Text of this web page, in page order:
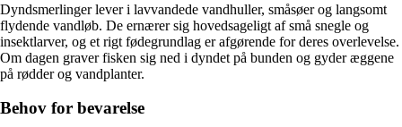
Dyndsmerlinger lever i lavvandede vandhuller, småsøer og langsomt
flydende vandløb. De ernærer sig hovedsageligt af små snegle og
insektlarver, og et rigt fødegrundlag er afgørende for deres overlevelse.
Om dagen graver fisken sig ned i dyndet på bunden og gyder æggene
på rødder og vandplanter.
Behov for bevarelse